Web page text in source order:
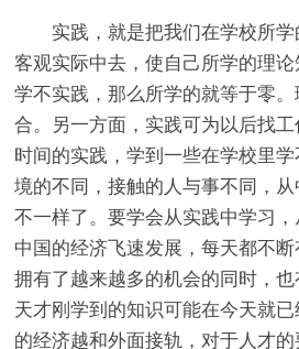
实践，就是把我们在学校所
客观实际中去，使自己所学的理
学不实践，那么所学的就等于零
合。另一方面，实践可为以后找
时间的实践，学到一些在学校里
境的不同，接触的人与事不同，
不一样了。要学会从实践中学习
中国的经济飞速发展，每天都不
拥有了越来越多的机会的同时，
天才刚学到的知识可能在今天就
的经济越和外面接轨，对于人才的